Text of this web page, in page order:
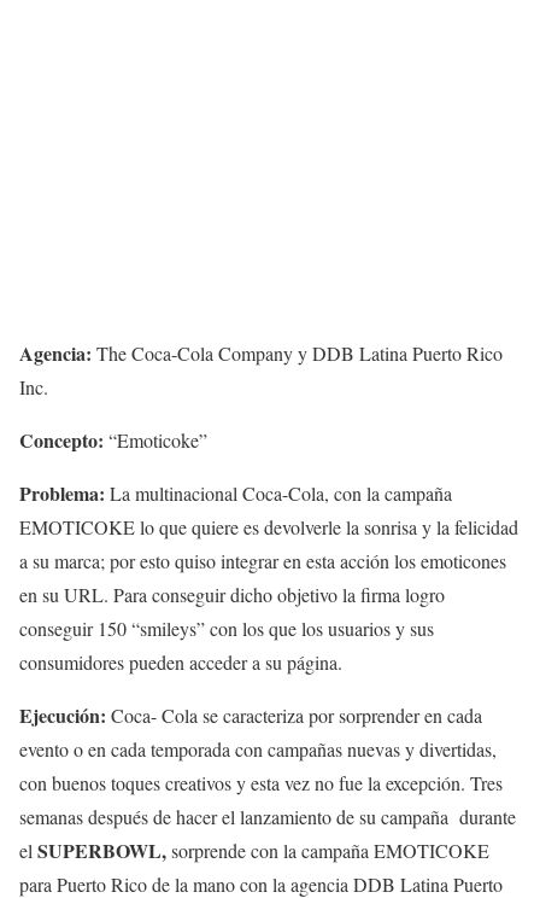
Agencia: The Coca-Cola Company y DDB Latina Puerto Rico
Inc.
Concepto: “Emoticoke”
Problema: La multinacional Coca-Cola, con la campaña
EMOTICOKE lo que quiere es devolverle la sonrisa y la felicidad
a su marca; por esto quiso integrar en esta acción los emoticones
en su URL. Para conseguir dicho objetivo la firma logro
conseguir 150 “smileys” con los que los usuarios y sus
consumidores pueden acceder a su página.
Ejecución: Coca- Cola se caracteriza por sorprender en cada
evento o en cada temporada con campañas nuevas y divertidas,
con buenos toques creativos y esta vez no fue la excepción. Tres
semanas después de hacer el lanzamiento de su campaña durante
el SUPERBOWL,sorprende con la campaña EMOTICOKE
para Puerto Rico de la mano con la agencia DDB Latina Puerto